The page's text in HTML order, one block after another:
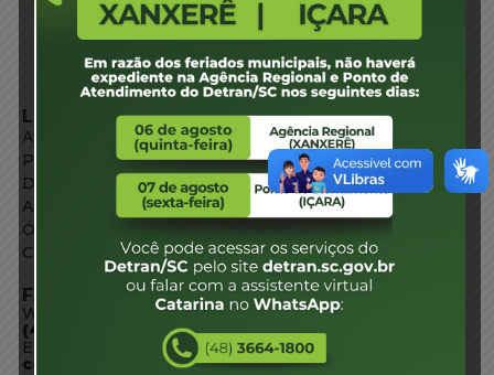
LINKS EXTERNOS
Agência de Notícias
Portal de Serviços
Diário Oficial
Acesso à Informação
Órgãos do Governo
Conheça SC
FALE CONOSCO
WhatsApp:
(48) 3664-1800
E-mail:
centraldeinformacoes@detran.sc.gov.br